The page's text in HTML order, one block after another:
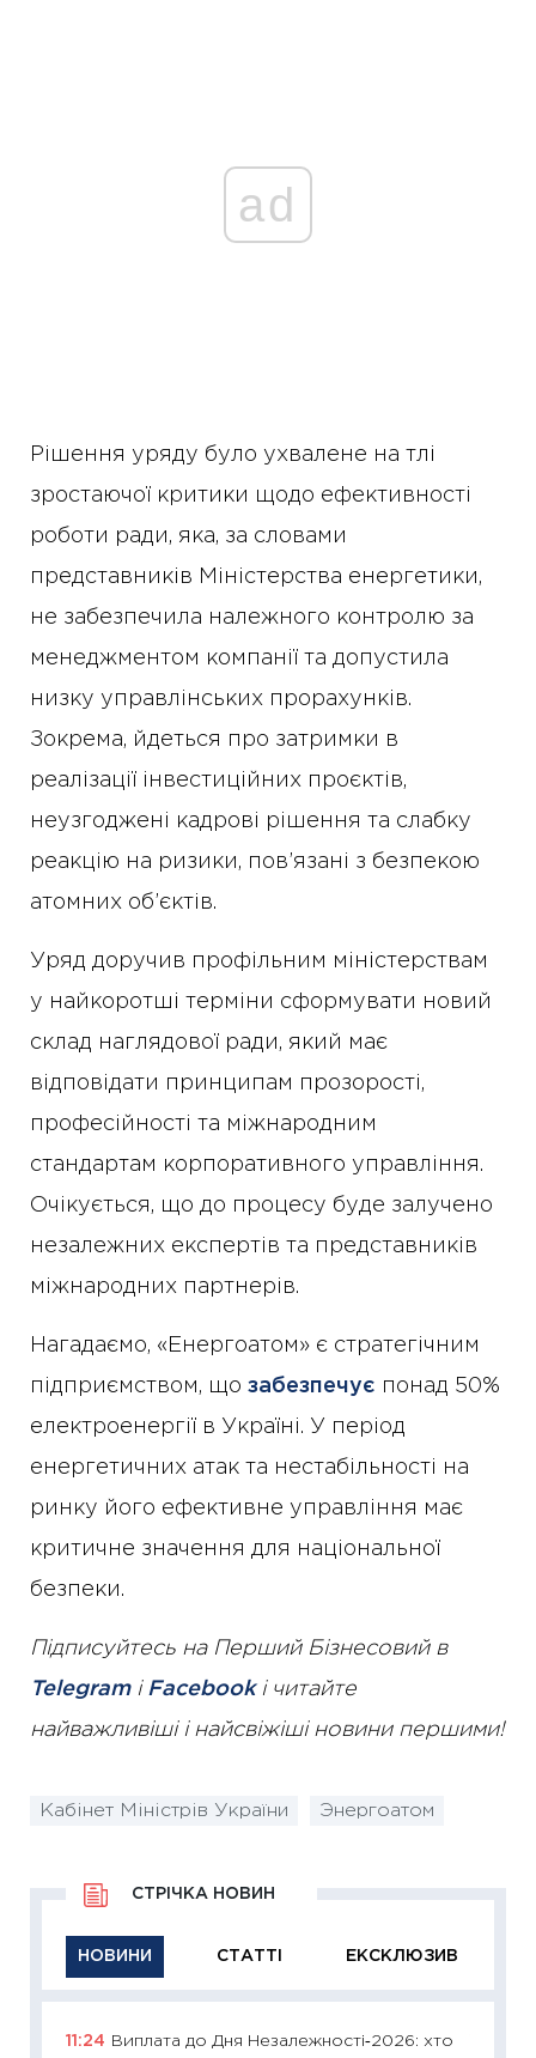
ad
Рішення уряду було ухвалене на тлі
зростаючої критики щодо ефективності
роботи ради, яка, за словами
представників Міністерства енергетики,
не забезпечила належного контролю за
менеджментом компанії та допустила
низку управлінських прорахунків.
Зокрема, йдеться про затримки в
реалізації інвестиційних проєктів,
неузгоджені кадрові рішення та слабку
реакцію на ризики, пов’язані з безпекою
атомних об’єктів.
Уряд доручив профільним міністерствам
у найкоротші терміни сформувати новий
склад наглядової ради, який має
відповідати принципам прозорості,
професійності та міжнародним
стандартам корпоративного управління.
Очікується, що до процесу буде залучено
незалежних експертів та представників
міжнародних партнерів.
Нагадаємо, «Енергоатом» є стратегічним
підприємством, що забезпечує понад 50%
електроенергії в Україні. У період
енергетичних атак та нестабільності на
ринку його ефективне управління має
критичне значення для національної
безпеки.
Підписуйтесь на Перший Бізнесовий в
Telegramі Facebookі читайте
найважливіші і найсвіжіші новини першими!
Кабінет Міністрів України Энергоатом
НОВИНИ СТАТТІ ЕКСКЛЮЗИВ
СТРІЧКА НОВИН
11:24 Виплата до Дня Незалежності‑2026: хто